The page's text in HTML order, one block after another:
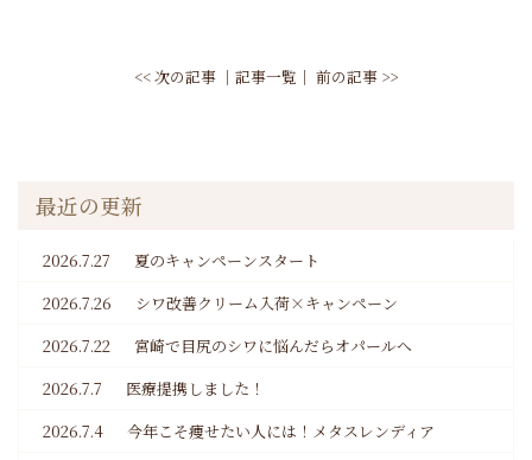
<< 次の記事 │ 記事一覧 │ 前の記事 >>
最近の更新
2026.7.27
夏のキャンペーンスタート
2026.7.26
シワ改善クリーム入荷×キャンペーン
2026.7.22
宮崎で目尻のシワに悩んだらオパールへ
2026.7.7
医療提携しました！
2026.7.4
今年こそ痩せたい人には！メタスレンディア